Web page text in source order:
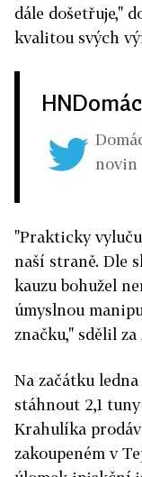
dále došetřuje,"
kvalitou svých
novin
"Prakticky
naší straně. Dle
kauzu bohužel
úmyslnou
značku," sdělil
Na začátku
stáhnout 2,1
Krahulíka
zakoupeném v